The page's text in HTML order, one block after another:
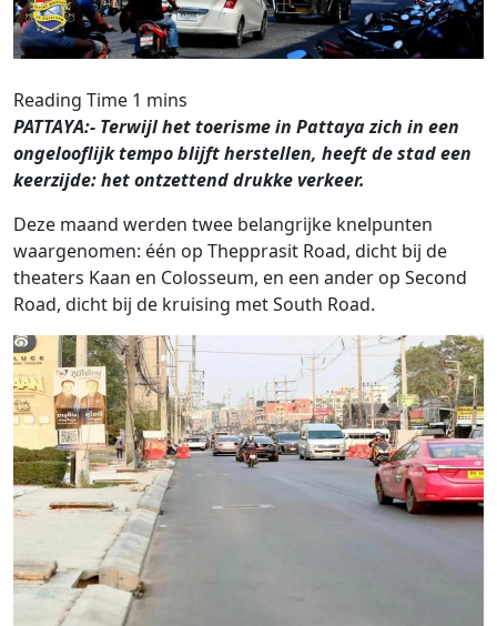
PATTAYA:- Terwijl het toerisme in Pattaya zich in een
ongelooflijk tempo blijft herstellen, heeft de stad een
keerzijde: het ontzettend drukke verkeer.
Deze maand werden twee belangrijke knelpunten
waargenomen: één op Thepprasit Road, dicht bij de
theaters Kaan en Colosseum, en een ander op Second
Road, dicht bij de kruising met South Road.